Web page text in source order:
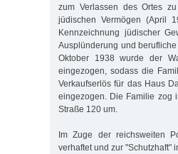
zum Verlassen des Ortes
jüdischen Vermögen (April
Kennzeichnung jüdischer
Ausplünderung und
Oktober 1938 wurde der
eingezogen, sodass die
Verkaufserlös für das Haus
eingezogen. Die Familie zog
Straße 120 um.
Im Zuge der reichsweiten
verhaftet und zur "Schutzhaft"